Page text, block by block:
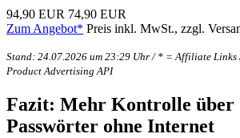
94,90 EUR 74,90 EUR
Zum Angebot* Preis inkl. MwSt., zzgl.
Stand: 24.07.2026 um 23:29 Uhr / * = Affiliate Links
Product Advertising API
Fazit: Mehr Kontrolle über
Passwörter ohne Internet